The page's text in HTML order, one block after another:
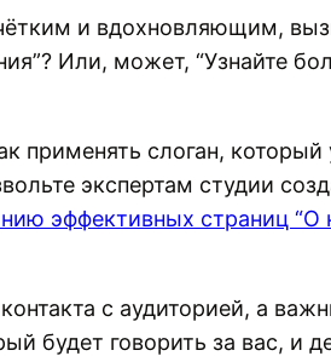
и вдохновляющим,
Или, может, “Узнайте
применять слоган, который
экспертам студии
эффективных страниц “О
с аудиторией, а
будет говорить за вас, и